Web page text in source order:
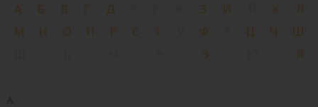
А Б В Г Д З И К
Л
М
Н О П Р С Т Ф Ц Ч
Ш
Э Я
A